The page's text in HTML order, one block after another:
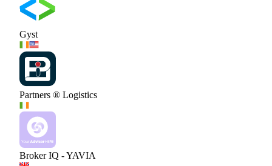
Gyst
Partners ® Logistics
Broker IQ - YAVIA